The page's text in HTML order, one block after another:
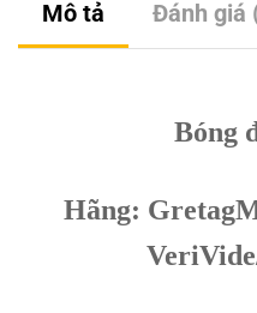
Mô tả Đánh giá
Bóng
Hãng: